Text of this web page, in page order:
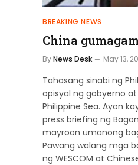
BREAKING NEWS
China
ByNews Desk May 13,
Tahasang sinabi ng
opisyal ng gobyerno
Philippine Sea. Ayon
press briefing ng
mayroon umanong
Pawang walang mga
ng WESCOM at